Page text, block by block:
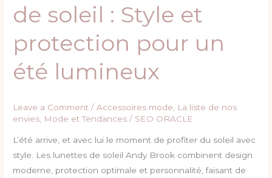
de soleil : Style et
protection pour un
été lumineux
Leave a Comment / Accessoires mode
La liste de nos
envies Mode et Tendances / SEO ORACLE
L’été arrive, et avec lui le moment de profiter du soleil avec
style. Les lunettes de soleil Andy Brook combinent design
moderne, protection optimale et personnalité, faisant de
lunettes
de
soleil
Style
pour
été
lumineux